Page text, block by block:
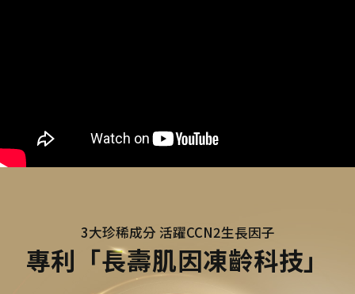
3大珍稀成分 活躍CCN2生長因子
專利「長壽肌因凍齡科技」